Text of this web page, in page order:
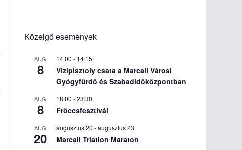
Közelgő események
AUG
8
14:00 - 14:15
Vizipisztoly csata a Marcali Városi
Gyógyfürdő és Szabadidőközpontban
AUG
8
18:00 -23:30
Fröccsfesztivál
AUG
20
augusztus 20 -augusztus 23
Marcali Triatlon Maraton